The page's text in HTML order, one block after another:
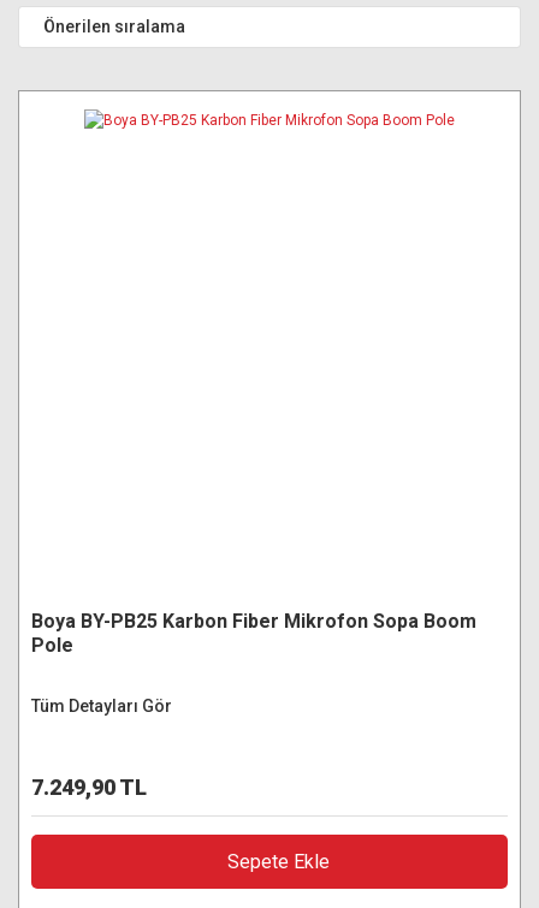
Boya BY-PB25 Karbon Fiber Mikrofon Sopa Boom
Pole
Tüm Detayları Gör
7.249,90 TL
Sepete Ekle